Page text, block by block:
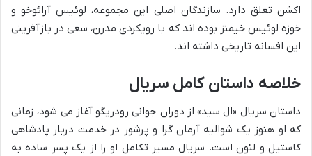
اکشن تعلق دارد. سازندگان اصلی این مجموعه، لوئیس آرائوخو و
خوزه لوئیس خیمنز بوده اند که با رویکردی مدرن، سعی در بازآفرینی
این افسانه تاریخی داشته اند.
خلاصه داستان کامل سریال
داستان سریال «ال سید» از دوران جوانی رودریگو آغاز می شود، زمانی
که او هنوز یک شوالیه آرمان گرا و پرشور در خدمت دربار پادشاهی
کاستیل و لئون است. سریال مسیر تکامل او را از یک پسر ساده به